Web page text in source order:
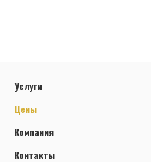
Услуги
Цены
Компания
Контакты